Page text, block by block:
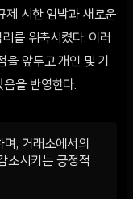
제 시한 임박과 새로운
를 위축시켰다. 이러
앞두고 개인 및 기
을 반영한다.
, 거래소에서의
소시키는 긍정적